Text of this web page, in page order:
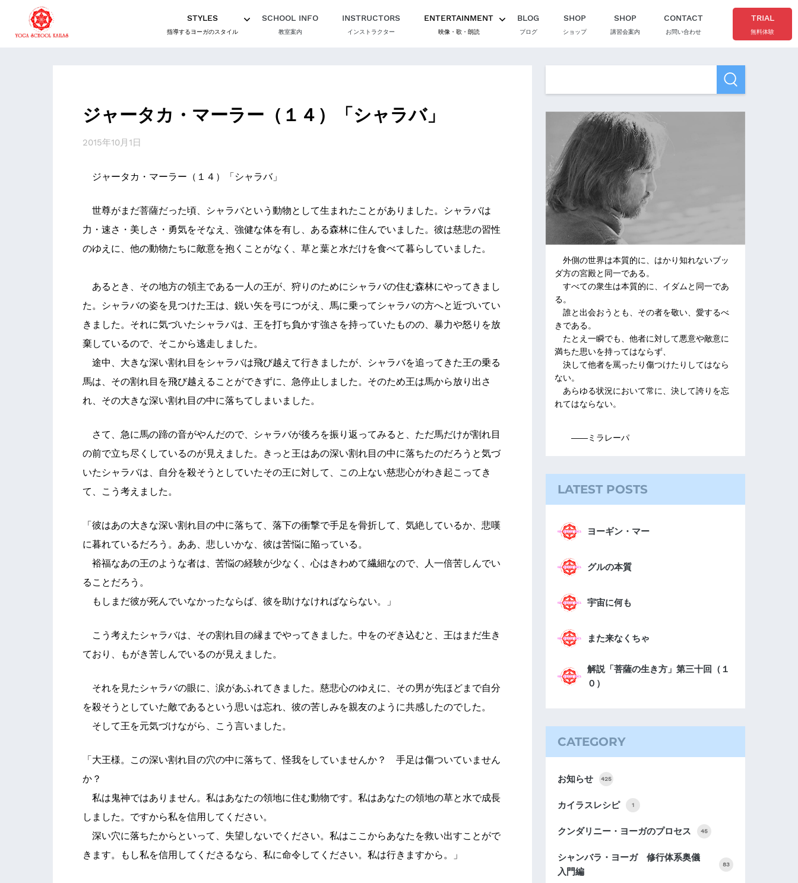
STYLES
指導するヨーガのスタイル
SCHOOL INFO
教室案内
INSTRUCTORS
インストラクター
ENTERTAINMENT
映像・歌・朗読
BLOG
ブログ
SHOP
ショップ
SHOP
講習会案内
CONTACT
お問い合わせ
TRIAL
無料体験
ジャータカ・マーラー（１４）「シャラバ」
2015年10月1日
ジャータカ・マーラー（１４）「シャラバ」
世尊がまだ菩薩だった頃、シャラバという動物として生まれたことがありました。シャラバは
力・速さ・美しさ・勇気をそなえ、強健な体を有し、ある森林に住んでいました。彼は慈悲の習性
のゆえに、他の動物たちに敵意を抱くことがなく、草と葉と水だけを食べて暮らしていました。
あるとき、その地方の領主である一人の王が、狩りのためにシャラバの住む森林にやってきまし
た。シャラバの姿を見つけた王は、鋭い矢を弓につがえ、馬に乗ってシャラバの方へと近づいてい
きました。それに気づいたシャラバは、王を打ち負かす強さを持っていたものの、暴力や怒りを放
棄しているので、そこから逃走しました。
途中、大きな深い割れ目をシャラバは飛び越えて行きましたが、シャラバを追ってきた王の乗る
馬は、その割れ目を飛び越えることができずに、急停止しました。そのため王は馬から放り出さ
れ、その大きな深い割れ目の中に落ちてしまいました。
さて、急に馬の蹄の音がやんだので、シャラバが後ろを振り返ってみると、ただ馬だけが割れ目
の前で立ち尽くしているのが見えました。きっと王はあの深い割れ目の中に落ちたのだろうと気づ
いたシャラバは、自分を殺そうとしていたその王に対して、この上ない慈悲心がわき起こってき
て、こう考えました。
「彼はあの大きな深い割れ目の中に落ちて、落下の衝撃で手足を骨折して、気絶しているか、悲嘆
に暮れているだろう。ああ、悲しいかな、彼は苦悩に陥っている。
裕福なあの王のような者は、苦悩の経験が少なく、心はきわめて繊細なので、人一倍苦しんでい
ることだろう。
もしまだ彼が死んでいなかったならば、彼を助けなければならない。」
こう考えたシャラバは、その割れ目の縁までやってきました。中をのぞき込むと、王はまだ生き
ており、もがき苦しんでいるのが見えました。
それを見たシャラバの眼に、涙があふれてきました。慈悲心のゆえに、その男が先ほどまで自分
を殺そうとしていた敵であるという思いは忘れ、彼の苦しみを親友のように共感したのでした。
そして王を元気づけながら、こう言いました。
「大王様。この深い割れ目の穴の中に落ちて、怪我をしていませんか？ 手足は傷ついていません
か？
私は鬼神ではありません。私はあなたの領地に住む動物です。私はあなたの領地の草と水で成長
しました。ですから私を信用してください。
深い穴に落ちたからといって、失望しないでください。私はここからあなたを救い出すことがで
きます。もし私を信用してくださるなら、私に命令してください。私は行きますから。」
外側の世界は本質的に、はかり知れないブッ
ダ方の宮殿と同一である。
すべての衆生は本質的に、イダムと同一であ
る。
誰と出会おうとも、その者を敬い、愛するべ
きである。
たとえ一瞬でも、他者に対して悪意や敵意に
満ちた思いを持ってはならず、
決して他者を罵ったり傷つけたりしてはなら
ない。
あらゆる状況において常に、決して誇りを忘
れてはならない。
――ミラレーパ
LATEST POSTS
ヨーギン・マー
グルの本質
宇宙に何も
また来なくちゃ
解説「菩薩の生き方」第三十回（１
０）
CATEGORY
お知らせ 425
カイラスレシピ 1
クンダリニー・ヨーガのプロセス 45
シャンバラ・ヨーガ 修行体系奥儀
入門編
83